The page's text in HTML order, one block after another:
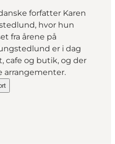
forfatter Karen
hvor hun
fra årene på
er i dag
cafe og butik, og der
arrangementer.
Museet, Rungstedlund"
Blixen Museet, Rungstedlund on_map